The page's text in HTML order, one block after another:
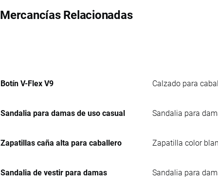
Mercancías Relacionadas
Botín V-Flex V9 Calzado para
Sandalia para damas de uso casual Sandalia para
Zapatillas caña alta para caballero Zapatilla color
Sandalia de vestir para damas Sandalia para